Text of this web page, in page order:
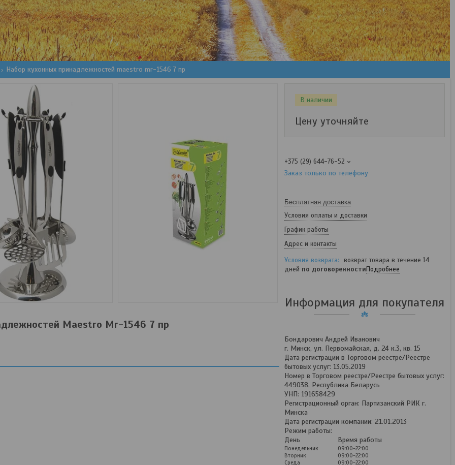
Набор кухонных принадлежностей maestro mr-1546 7 пр
Maestro Mr-1546 7 пр
В наличии
Цену уточняйте
+375 (29) 644-76-52
Заказ только по телефону
Бесплатная доставка
Условия оплаты и доставки
График работы
Адрес и контакты
возврат товара в течение 14
дней по договоренностиПодробнее
Информация для покупателя
Бондарович Андрей Иванович
г. Минск, ул. Первомайская, д. 24 к.3, кв. 15
Дата регистрации в Торговом реестре/Реестре
бытовых услуг: 13.05.2019
Номер в Торговом реестре/Реестре бытовых услуг:
449038, Республика Беларусь
УНП: 191658429
Регистрационный орган: Партизанский РИК г.
Минска
Дата регистрации компании: 21.01.2013
Режим работы:
День
Время работы
Понедельник
09:00-22:00
Вторник
09:00-22:00
Среда
09:00-22:00